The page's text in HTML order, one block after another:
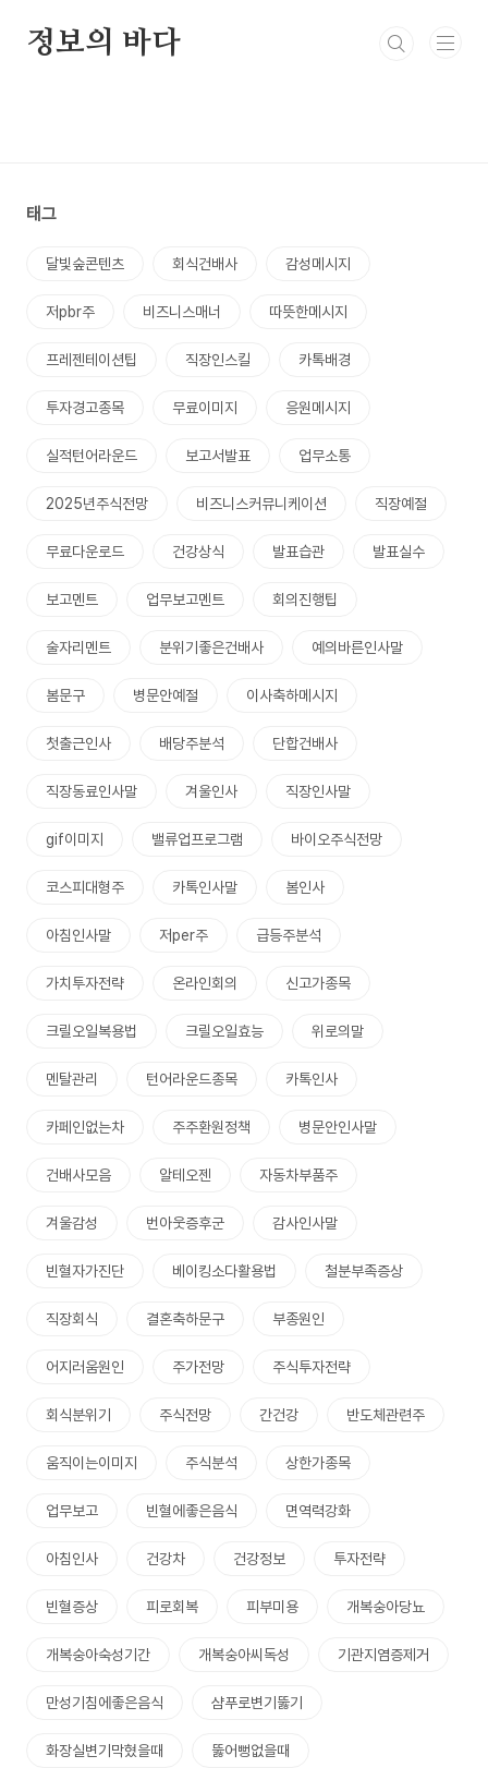
정보의 바다
태그
달빛숲콘텐츠 회식건배사 감성메시지
저pbr주 비즈니스매너 따뜻한메시지
프레젠테이션팁 직장인스킬 카톡배경
투자경고종목 무료이미지 응원메시지
실적턴어라운드 보고서발표 업무소통
2025년주식전망 비즈니스커뮤니케이션 직장예절
무료다운로드 건강상식 발표습관 발표실수
보고멘트 업무보고멘트 회의진행팁
술자리멘트 분위기좋은건배사 예의바른인사말
봄문구 병문안예절 이사축하메시지
첫출근인사 배당주분석 단합건배사
직장동료인사말 겨울인사 직장인사말
gif이미지 밸류업프로그램 바이오주식전망
코스피대형주 카톡인사말 봄인사
아침인사말 저per주 급등주분석
가치투자전략 온라인회의 신고가종목
크릴오일복용법 크릴오일효능 위로의말
멘탈관리 턴어라운드종목 카톡인사
카페인없는차 주주환원정책 병문안인사말
건배사모음 알테오젠 자동차부품주
겨울감성 번아웃증후군 감사인사말
빈혈자가진단 베이킹소다활용법 철분부족증상
직장회식 결혼축하문구 부종원인
어지러움원인 주가전망 주식투자전략
회식분위기 주식전망 간건강 반도체관련주
움직이는이미지 주식분석 상한가종목
업무보고 빈혈에좋은음식 면역력강화
아침인사 건강차 건강정보 투자전략
빈혈증상 피로회복 피부미용 개복숭아당뇨
개복숭아숙성기간 개복숭아씨독성 기관지염증제거
만성기침에좋은음식 샴푸로변기뚫기
화장실변기막혔을때 뚫어뻥없을때